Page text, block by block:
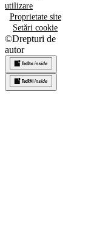
utilizare
Proprietate site
Setări cookie
©Drepturi de
autor